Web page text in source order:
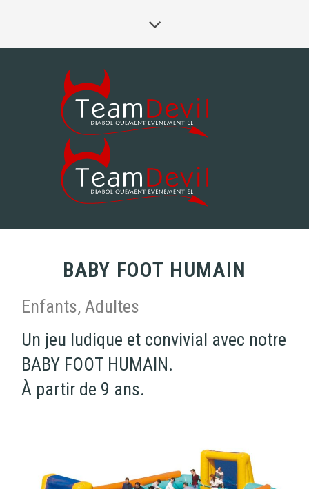
BABY FOOT HUMAIN
Enfants, Adultes
Un jeu ludique et convivial avec notre
BABY FOOT HUMAIN.
À partir de 9 ans.